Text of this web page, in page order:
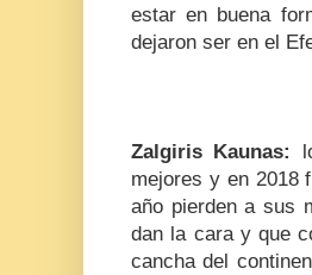
estar en buena
dejaron ser en el
Zalgiris Kaunas:
mejores y en 2018
año pierden a sus
dan la cara y que
cancha del